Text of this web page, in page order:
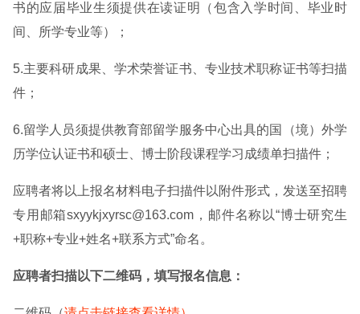
书的应届毕业生须提供在读证明（包含入学时间、毕业时
间、所学专业等）；
5.主要科研成果、学术荣誉证书、专业技术职称证书等扫描
件；
6.留学人员须提供教育部留学服务中心出具的国（境）外学
历学位认证书和硕士、博士阶段课程学习成绩单扫描件；
应聘者将以上报名材料电子扫描件以附件形式，发送至招聘
专用邮箱sxyykjxyrsc@163.com，邮件名称以“博士研究生
+职称+专业+姓名+联系方式”命名。
应聘者扫描以下二维码，填写报名信息：